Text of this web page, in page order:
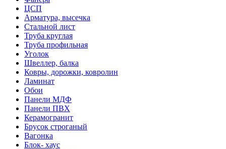
ЦСП
Арматура, высечка
Стальной лист
Труба круглая
Труба профильная
Уголок
Швеллер, балка
Ковры, дорожки, ковролин
Ламинат
Обои
Панели МДФ
Панели ПВХ
Керамогранит
Брусок строганый
Вагонка
Блок- хаус